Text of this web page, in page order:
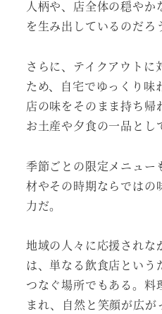
人柄や、店全体の穏や
を生み出しているのだろ
さらに、テイクアウトに
ため、自宅でゆっくり味
店の味をそのまま持ち帰
お土産や夕食の一品とし
季節ごとの限定メニュー
材やその時期ならではの
力だ。
地域の人々に応援されな
は、単なる飲食店という
つなぐ場所でもある。料
まれ、自然と笑顔が広